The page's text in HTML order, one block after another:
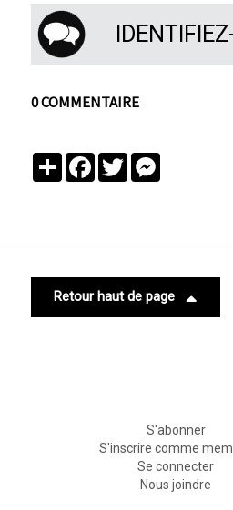
0 COMMENTAIRE
PartagerFacebook
TwitterMessenger
Retour haut de page
S'abonner
S'inscrire comme
Se connecter
Nous joindre